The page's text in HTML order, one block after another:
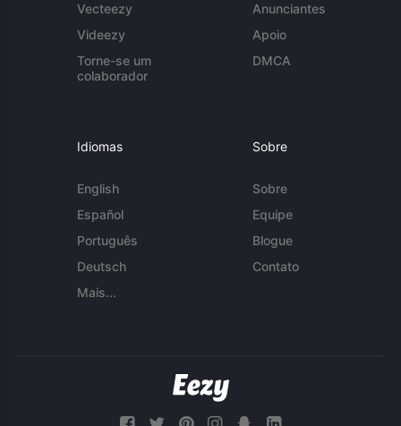
Vecteezy
Videezy
Torne-se um
colaborador
Anunciantes
Apoio
DMCA
Idiomas
English
Español
Português
Deutsch
Mais...
Sobre
Sobre
Equipe
Blogue
Contato